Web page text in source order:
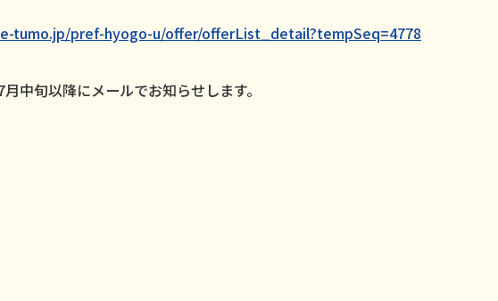
tumo.jp/pref-hyogo-u/offer/offerList_detail?tempSeq=4778
旬以降にメールでお知らせします。